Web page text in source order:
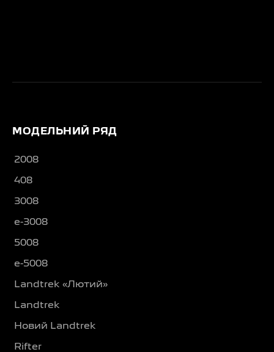
МОДЕЛЬНИЙ РЯД
2008
408
3008
e-3008
5008
e-5008
Landtrek «Лютий»
Landtrek
Новий Landtrek
Rifter